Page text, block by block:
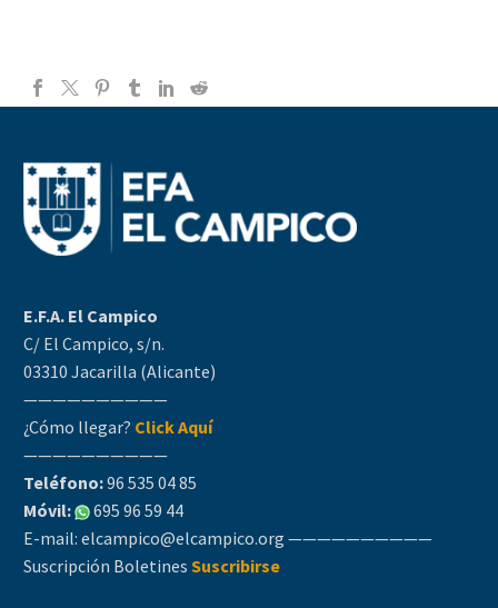
E.F.A. El Campico
C/ El Campico, s/n.
03310 Jacarilla (Alicante)
——————————
¿Cómo llegar? Click Aquí
——————————
Teléfono:96 535 04 85
Móvil:
695 96 59 44
E-mail: elcampico@elcampico.org ——————————
Suscripción Boletines Suscribirse